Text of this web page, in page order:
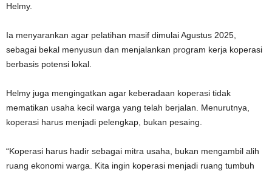
Helmy.
Ia menyarankan agar pelatihan masif dimulai Agustus 2025,
sebagai bekal menyusun dan menjalankan program kerja koperasi
berbasis potensi lokal.
Helmy juga mengingatkan agar keberadaan koperasi tidak
mematikan usaha kecil warga yang telah berjalan. Menurutnya,
koperasi harus menjadi pelengkap, bukan pesaing.
“Koperasi harus hadir sebagai mitra usaha, bukan mengambil alih
ruang ekonomi warga. Kita ingin koperasi menjadi ruang tumbuh